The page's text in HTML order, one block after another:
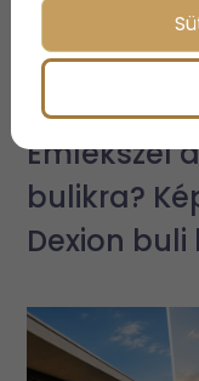
Emlékszel
bulikra?
Dexion buli